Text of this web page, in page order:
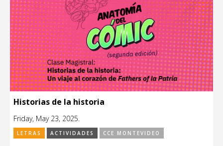
Historias de la historia
Friday, May 23, 2025.
LETRAS ACTIVIDADES CCE MONTEVIDEO